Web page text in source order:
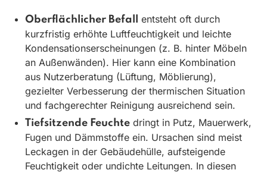
Oberflächlicher Befall
entsteht oft durch
kurzfristig erhöhte Luftfeuchtigkeit und leichte
Kondensationserscheinungen (z. B. hinter Möbeln
an Außenwänden). Hier kann eine Kombination
aus Nutzerberatung (Lüftung, Möblierung),
gezielter Verbesserung der thermischen Situation
und fachgerechter Reinigung ausreichend sein.
Tiefsitzende Feuchte dringt in Putz, Mauerwerk,
Fugen und Dämmstoffe ein. Ursachen sind meist
Leckagen in der Gebäudehülle, aufsteigende
Feuchtigkeit oder undichte Leitungen. In diesen